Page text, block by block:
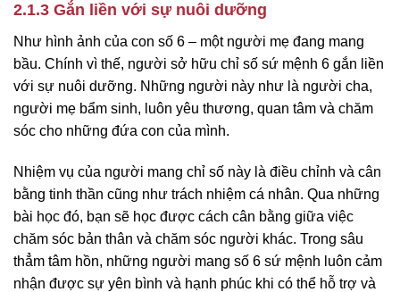
2.1.3 Gắn liền với sự nuôi dưỡng
Như hình ảnh của con số 6 – một người mẹ đang mang
bầu. Chính vì thế, người sở hữu chỉ số sứ mệnh 6 gắn liền
với sự nuôi dưỡng. Những người này như là người cha,
người mẹ bẩm sinh, luôn yêu thương, quan tâm và chăm
sóc cho những đứa con của mình.
Nhiệm vụ của người mang chỉ số này là điều chỉnh và cân
bằng tinh thần cũng như trách nhiệm cá nhân. Qua những
bài học đó, bạn sẽ học được cách cân bằng giữa việc
chăm sóc bản thân và chăm sóc người khác. Trong sâu
thẳm tâm hồn, những người mang số 6 sứ mệnh luôn cảm
nhận được sự yên bình và hạnh phúc khi có thể hỗ trợ và